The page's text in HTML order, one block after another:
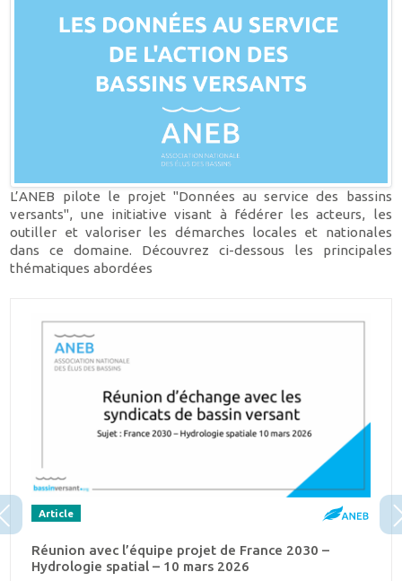
L’ANEB pilote le projet "Données au service des bassins
versants", une initiative visant à fédérer les acteurs, les
outiller et valoriser les démarches locales et nationales
dans ce domaine. Découvrez ci-dessous les principales
thématiques abordées
Article
Réunion avec l’équipe projet de France 2030 –
Hydrologie spatial – 10 mars 2026
Precedent